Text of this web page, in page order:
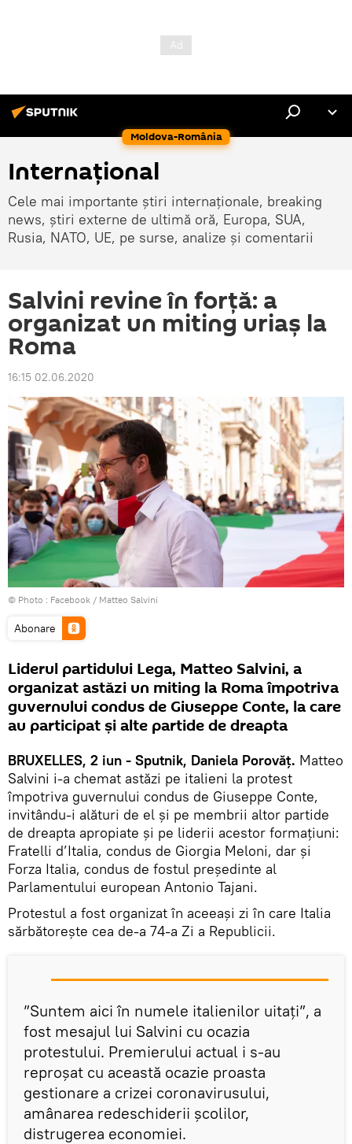
Moldova-România
Internaţional
Cele mai importante știri internaționale, breaking
news, știri externe de ultimă oră, Europa, SUA,
Rusia, NATO, UE, pe surse, analize și comentarii
Salvini revine în forță: a
organizat un miting uriaș la
Roma
16:15 02.06.2020
© Photo : Facebook / Matteo Salvini
Abonare
Liderul partidului Lega, Matteo Salvini, a
organizat astăzi un miting la Roma împotriva
guvernului condus de Giuseppe Conte, la care
au participat și alte partide de dreapta
BRUXELLES, 2 iun - Sputnik, Daniela Porovăț. Matteo
Salvini i-a chemat astăzi pe italieni la protest
împotriva guvernului condus de Giuseppe Conte,
invitându-i alături de el și pe membrii altor partide
de dreapta apropiate și pe liderii acestor formațiuni:
Fratelli d’Italia, condus de Giorgia Meloni, dar și
Forza Italia, condus de fostul președinte al
Parlamentului european Antonio Tajani.
Protestul a fost organizat în aceeași zi în care Italia
sărbătorește cea de-a 74-a Zi a Republicii.
”Suntem aici în numele italienilor uitați”, a
fost mesajul lui Salvini cu ocazia
protestului. Premierului actual i s-au
reproșat cu această ocazie proasta
gestionare a crizei coronavirusului,
amânarea redeschiderii școlilor,
distrugerea economiei.